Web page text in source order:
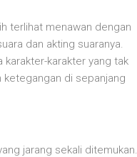
terlihat menawan dengan
dan akting suaranya.
karakter-karakter yang tak
di sepanjang
jarang sekali ditemukan.